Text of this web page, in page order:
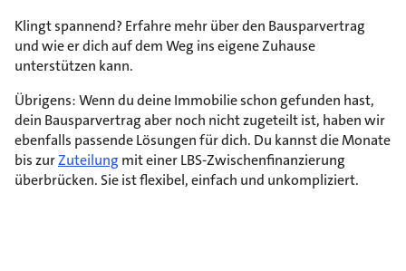
Klingt spannend? Erfahre mehr über den Bausparvertrag
und wie er dich auf dem Weg ins eigene Zuhause
unterstützen kann.
Übrigens: Wenn du deine Immobilie schon gefunden hast,
dein Bausparvertrag aber noch nicht zugeteilt ist, haben wir
ebenfalls passende Lösungen für dich. Du kannst die Monate
bis zurZuteilung mit einer LBS-Zwischenfinanzierung
überbrücken. Sie ist flexibel, einfach und unkompliziert.